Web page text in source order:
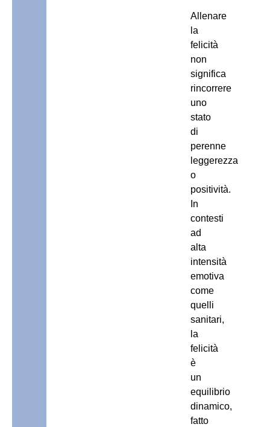
Allenare
la
felicità
non
significa
rincorrere
uno
stato
di
perenne
leggerezza
o
positività.
In
contesti
ad
alta
intensità
emotiva
come
quelli
sanitari,
la
felicità
è
un
equilibrio
dinamico,
fatto